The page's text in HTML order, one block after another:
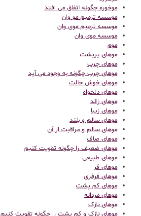
موخوره چگونه اتفاق می افتد
موسسه ترمیم مو وان
موسسه ترمیم موی وان
موسسه موی وان
موم
موهای پرپشت
موهای چرب
موهای چرب چگونه به وجود می آید
موهای خوش حالت
موهای دلخواه
موهای زائد
موهای زیبا
موهای سالم و بلند
موهای سالم و مراقبت از آن
موهای صاف
موهای ضعیف را چگونه تقویت کنیم
موهای طبیعی
موهای فر
موهای فرفری
موهای کم پشت
موهای مردانه
موهای نازک
موهای نازک و کم پشت را چگونه تقویت کنیم